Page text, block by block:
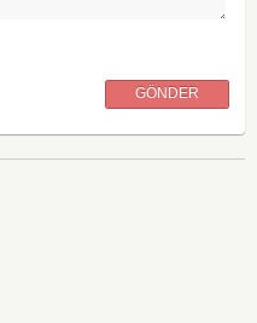
GÖNDER